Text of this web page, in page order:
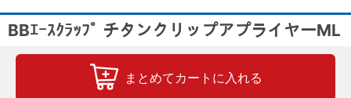
BBｴｰｽｸﾗｯﾌﾟ チタンクリップアプライヤーML
まとめてカートに入れる